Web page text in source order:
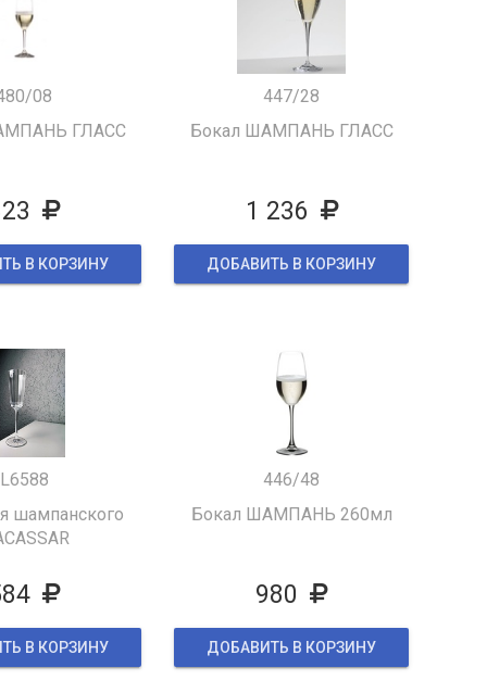
08
ГЛАСС
В КОРЗИНУ
447/28
Бокал ШАМПАНЬ ГЛАСС
1 236
ДОБАВИТЬ В КОРЗИНУ
L6588
шампанского
В КОРЗИНУ
446/48
Бокал ШАМПАНЬ 260мл
980
ДОБАВИТЬ В КОРЗИНУ